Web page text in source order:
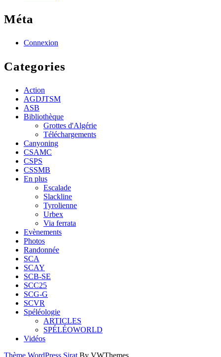
Méta
Connexion
Categories
Action
AGDJTSM
ASB
Bibliothèque
Grottes d'Algérie
Téléchargements
Canyoning
CSAMC
CSPS
CSSMB
En plus
Escalade
Slackline
Tyrolienne
Urbex
Via ferrata
Evènements
Photos
Randonnée
SCA
SCAY
SCB-SE
SCC25
SCG-G
SCVR
Spéléologie
ARTICLES
SPÉLÉOWORLD
Vidéos
Thème WordPress Sirat By VWThemes